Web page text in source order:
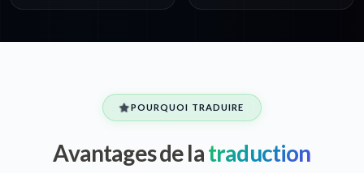
POURQUOI TRADUIRE
Avantages de latraduction